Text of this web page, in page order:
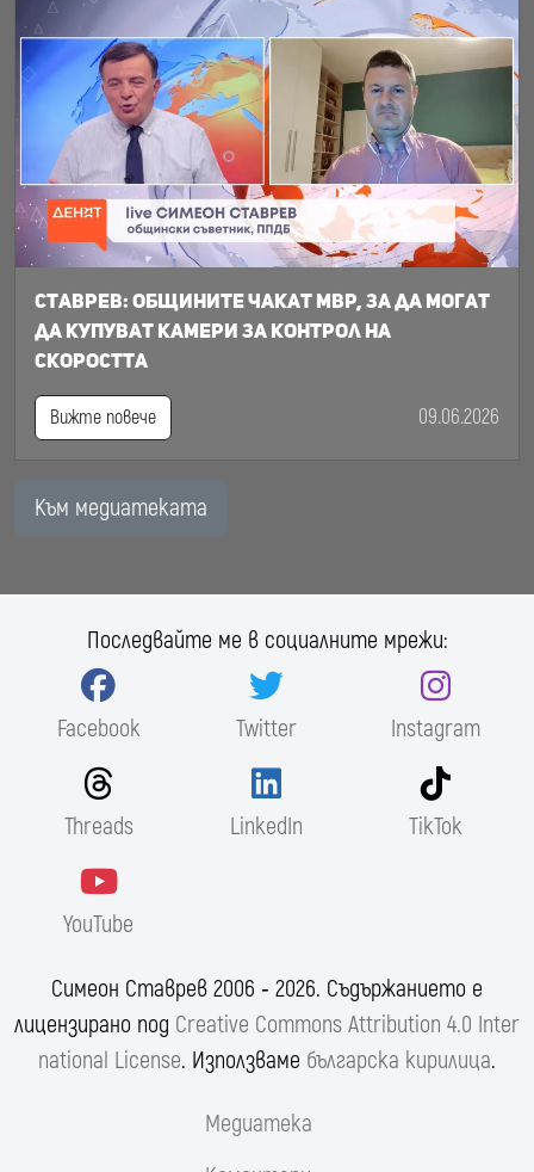
Ставрев: общините чакат МВР, за да могат
да купуват камери за контрол на
скоростта
Вижте повече 09.06.2026
Към медиатеката
Последвайте ме в социалните мрежи:
Facebook Twitter Instagram
Threads LinkedIn TikTok
YouTube
Симеон Ставрев 2006 ‐ 2026. Съдържанието е
лицензирано под Creative Commons Attribution 4.0 Inter
national License. Използваме българска кирилица.
Медиатека